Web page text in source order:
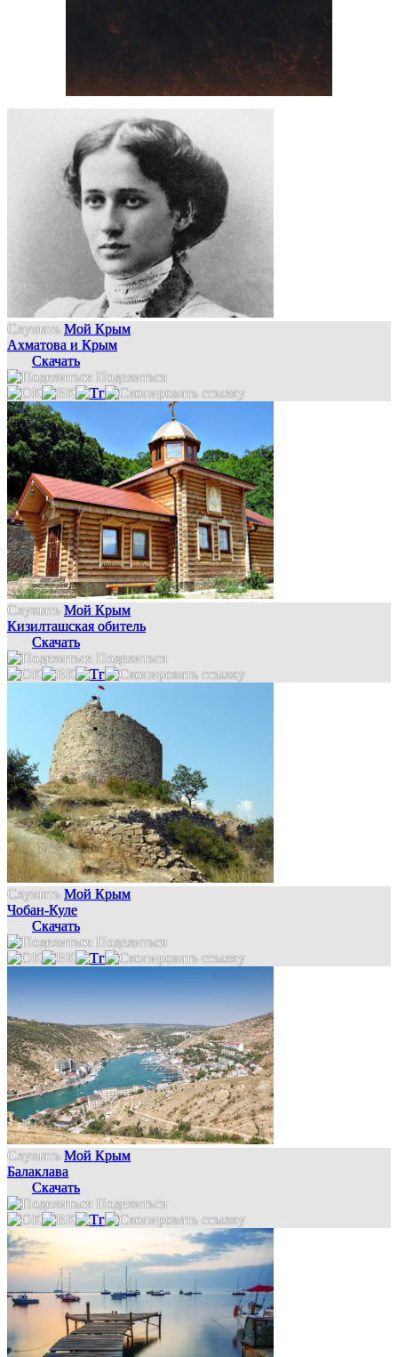
Слушать Мой Крым
Ахматова и Крым
Скачать
Поделиться
Слушать Мой Крым
Кизилташская обитель
Скачать
Поделиться
Слушать Мой Крым
Чобан-Куле
Скачать
Поделиться
Слушать Мой Крым
Балаклава
Скачать
Поделиться